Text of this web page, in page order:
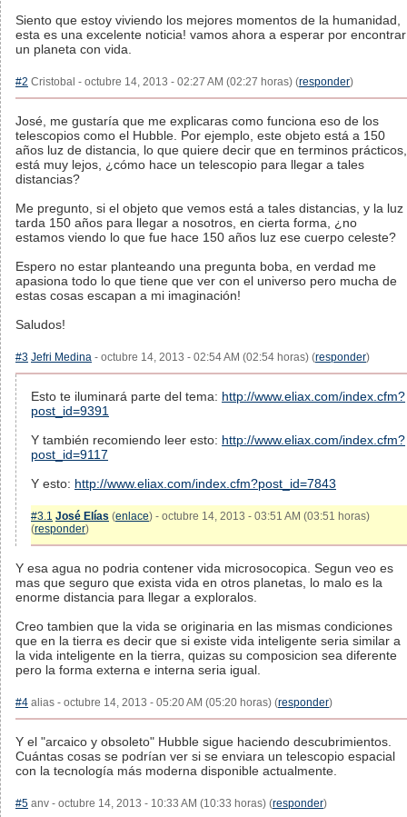
Siento que estoy viviendo los mejores momentos de la humanidad,
esta es una excelente noticia! vamos ahora a esperar por encontrar
un planeta con vida.
#2 Cristobal - octubre 14, 2013 - 02:27 AM (02:27 horas) (responder)
José, me gustaría que me explicaras como funciona eso de los
telescopios como el Hubble. Por ejemplo, este objeto está a 150
años luz de distancia, lo que quiere decir que en terminos prácticos,
está muy lejos, ¿cómo hace un telescopio para llegar a tales
distancias?
Me pregunto, si el objeto que vemos está a tales distancias, y la luz
tarda 150 años para llegar a nosotros, en cierta forma, ¿no
estamos viendo lo que fue hace 150 años luz ese cuerpo celeste?
Espero no estar planteando una pregunta boba, en verdad me
apasiona todo lo que tiene que ver con el universo pero mucha de
estas cosas escapan a mi imaginación!
Saludos!
#3 Jefri Medina - octubre 14, 2013 - 02:54 AM (02:54 horas) (responder)
Esto te iluminará parte del tema: http://www.eliax.com/index.cfm?
post_id=9391
Y también recomiendo leer esto: http://www.eliax.com/index.cfm?
post_id=9117
Y esto: http://www.eliax.com/index.cfm?post_id=7843
#3.1 José Elías (enlace) - octubre 14, 2013 - 03:51 AM (03:51 horas)
(responder)
Y esa agua no podria contener vida microsocopica. Segun veo es
mas que seguro que exista vida en otros planetas, lo malo es la
enorme distancia para llegar a exploralos.
Creo tambien que la vida se originaria en las mismas condiciones
que en la tierra es decir que si existe vida inteligente seria similar a
la vida inteligente en la tierra, quizas su composicion sea diferente
pero la forma externa e interna seria igual.
#4 alias - octubre 14, 2013 - 05:20 AM (05:20 horas) (responder)
Y el "arcaico y obsoleto" Hubble sigue haciendo descubrimientos.
Cuántas cosas se podrían ver si se enviara un telescopio espacial
con la tecnología más moderna disponible actualmente.
#5 anv - octubre 14, 2013 - 10:33 AM (10:33 horas) (responder)